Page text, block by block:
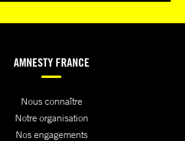
AMNESTY FRANCE
Nous connaître
Notre organisation
Nos engagements